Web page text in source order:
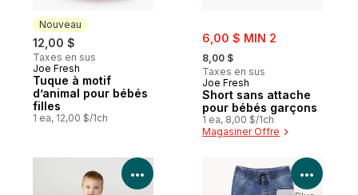
Nouveau
12,00 $
Taxes en sus
Nouveau
Joe Fresh
Tuque à motif
d’animal pour bébés
filles
1 ea, 12,00 $/1ch
sale:
6,00 $ MIN 2
, formerly:
8,00 $
Taxes en sus
Joe Fresh
Short sans attache
pour bébés garçons
1 ea, 8,00 $/1ch
Magasiner Offre
Voir les détails du produit Voir